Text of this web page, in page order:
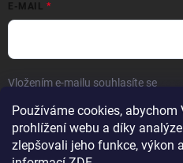
Používáme cookies,
prohlížení webu a díky
zlepšovali jeho funkce, výkon
E-MAIL
Vložením e-mailu souhlasíte se
Přihlásit se